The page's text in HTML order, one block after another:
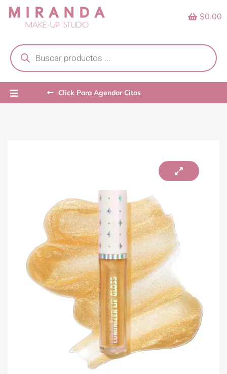
Skip
search
$0.00
Click Para Agendar Citas